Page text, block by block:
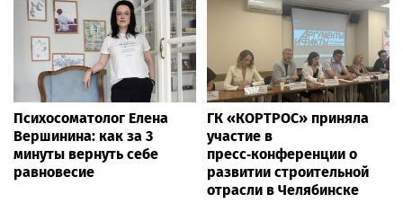
Психосоматолог Елена
Вершинина: как за 3
минуты вернуть себе
равновесие
ГК «КОРТРОС» приняла
участие в
пресс‑конференции о
развитии строительной
отрасли в Челябинске